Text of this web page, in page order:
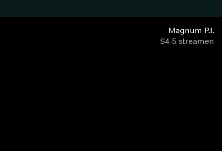
Magnum P.I.
S4-5 streamen